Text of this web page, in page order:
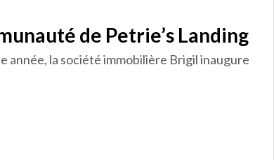
de Petrie’s Landing
année, la société immobilière Brigil inaugure